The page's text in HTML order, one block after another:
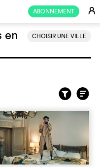
ABONNEMENT E
CHOISIR UNE VILLE
en